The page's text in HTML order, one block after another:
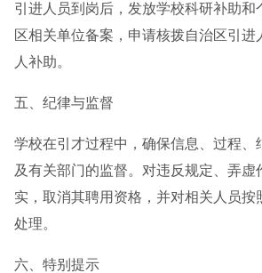
引进人员到岗后，发放学校科研补助和
区相关单位备案，申请核拨自治区引进
人补助。
五、纪律与监督
学校在引才过程中，确保信息、过程、
及有关部门的监督。对违反规定、弄虚
实，取消其聘用资格，并对相关人员按
处理。
六、特别提示